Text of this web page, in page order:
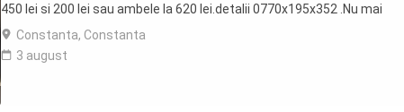
450 lei si 200 lei sau ambele la 620 lei.detalii 0770x195x352 .Nu mai
detin aparatorile .dar ...
Constanta, Constanta
3 august